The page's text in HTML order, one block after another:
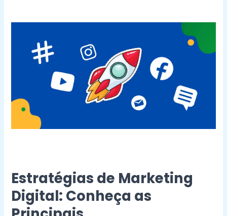
Estratégias de Marketing
Digital: Conheça as
de
Digital:
Conheça